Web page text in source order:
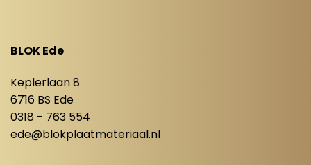
BLOK Ede
Keplerlaan 8
6716 BS Ede
0318 - 763 554
ede@blokplaatmateriaal.nl